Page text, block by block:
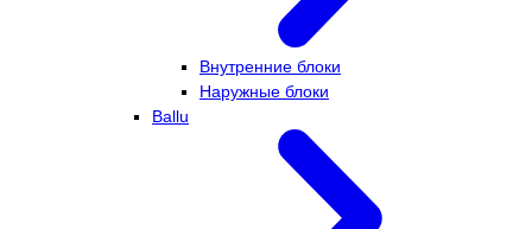
Внутренние блоки
Наружные блоки
Ballu